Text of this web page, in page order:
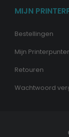
MIJN
Bestellingen
Mijn
Retouren
Wachtwoord